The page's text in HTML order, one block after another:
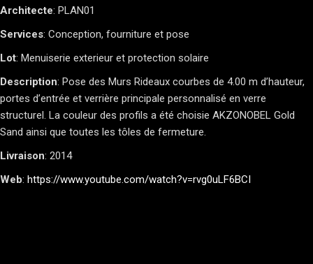
Architecte: PLAN01
Services: Conception, fourniture et pose
Lot: Menuiserie exterieur et protection solaire
Description: Pose des Murs Rideaux courbes de 4.00 m d’hauteur,
portes d’entrée et verrière principale personnalisé en verre
structurel. La couleur des profils a été choisie AKZONOBEL Gold
Sand ainsi que toutes les tôles de fermeture.
Livraison: 2014
Web: https://www.youtube.com/watch?v=rvg0uLF6BCI